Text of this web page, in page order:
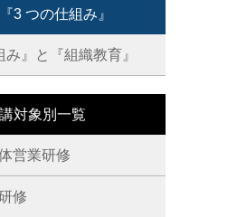
3 つの仕組み』
み』と『組織教育』
対象別一覧
営業研修
修